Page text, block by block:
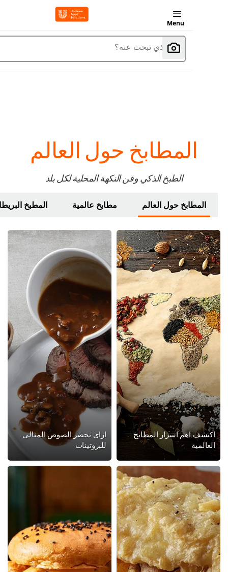
ما الذي تبحث عنه؟
المطابخ حول العالم
الطبخ الذكي وفن النكهة المحلية لكل بلد
المطابخ حول العالم مطابخ عالمية المطبخ البريطاني
اهم اسرار المطابخ
ازاي تحضر الصوص المثالي
للبروتينات